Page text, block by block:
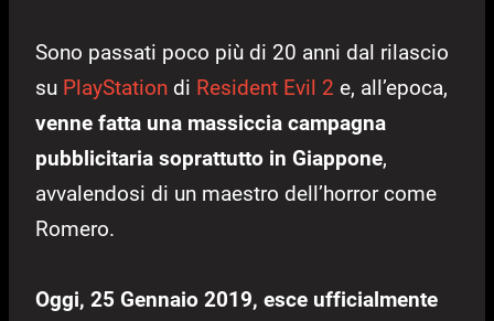
Sono passati poco più di 20 anni dal rilascio
su PlayStation di Resident Evil 2 e, all’epoca,
venne fatta una massiccia campagna
pubblicitaria soprattutto in Giappone,
avvalendosi di un maestro dell’horror come
Romero.
Oggi, 25 Gennaio 2019, esce ufficialmente